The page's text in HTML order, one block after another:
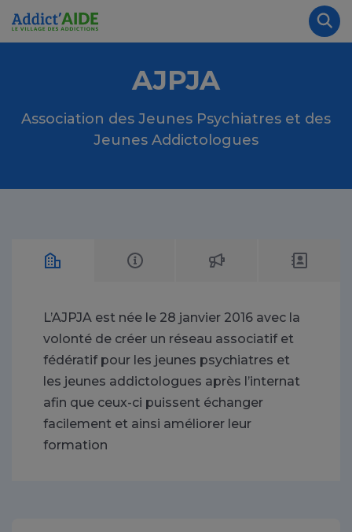
Aller au contenu principal
AJPJA
Association des Jeunes Psychiatres et des
Jeunes Addictologues
L’AJPJA est née le 28 janvier 2016 avec la
volonté de créer un réseau associatif et
fédératif pour les jeunes psychiatres et
les jeunes addictologues après l’internat
afin que ceux-ci puissent échanger
facilement et ainsi améliorer leur
formation
Panneau de gestion des cookies